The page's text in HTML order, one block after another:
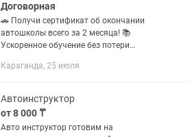
Договорная
🚗 Получи сертификат об окончании
автошколы всего за 2 месяца! 📚
Ускоренное обучение без потери
установленного образца 👨🏫 Опытные
🛣...
Караганда, 25 июля
Автоинструктор
от 8 000 ₸
Авто инструктор готовим на